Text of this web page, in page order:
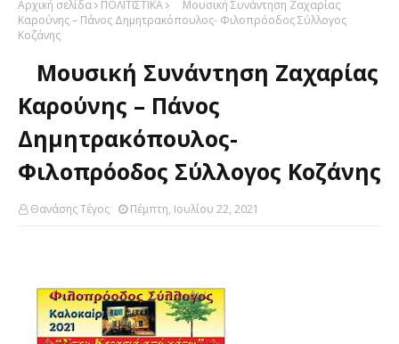
Αρχική σελίδα ΠΟΛΙΤΙΣΤΙΚΑ
Μουσική Συνάντηση Ζαχαρίας
Καρούνης – Πάνος Δημητρακόπουλος- Φιλοπρόοδος Σύλλογος
Κοζάνης
Μουσική Συνάντηση Ζαχαρίας
Καρούνης – Πάνος
Δημητρακόπουλος-
Φιλοπρόοδος Σύλλογος Κοζάνης
Θανάσης Τέγος Πέμπτη, Ιουλίου 22, 2021